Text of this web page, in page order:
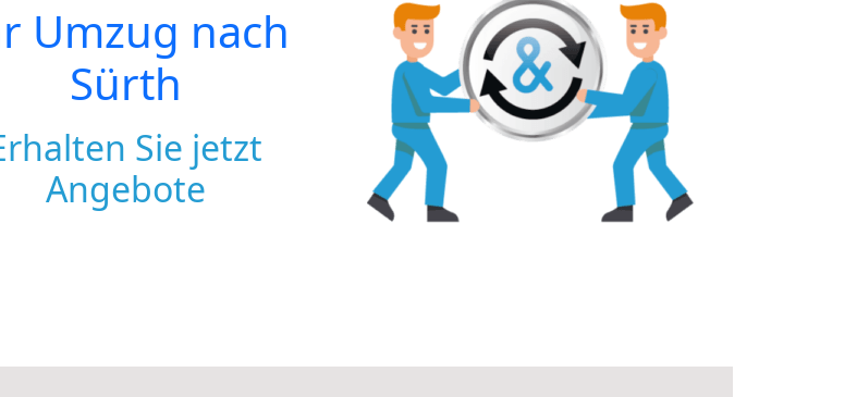
Umzug nach
Sürth
Sie jetzt
Angebote